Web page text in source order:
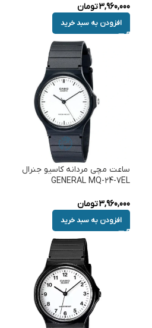
3,960,000تومان
افزودن به سبد خرید
ساعت مچی مردانه کاسیو جنرال
GENERAL MQ-24-7EL
3,960,000تومان
افزودن به سبد خرید